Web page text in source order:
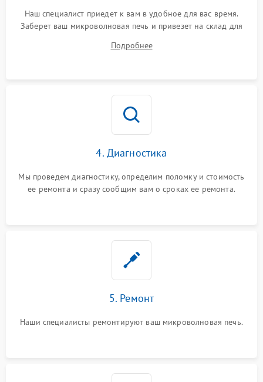
Наш специалист приедет к вам в удобное для вас время.
Заберет ваш микроволновая печь и привезет на склад для
Подробнее
4. Диагностика
Мы проведем диагностику, определим поломку и стоимость
ее ремонта и сразу сообщим вам о сроках ее ремонта.
5. Ремонт
Наши специалисты ремонтируют ваш микроволновая печь.